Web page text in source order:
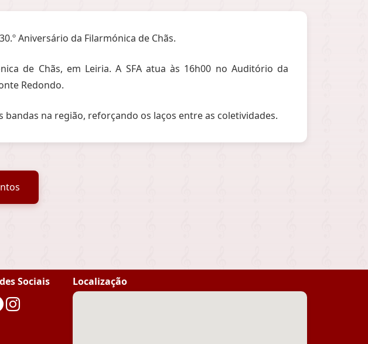
Aniversário da Filarmónica de Chãs.
de Chãs, em Leiria. A SFA atua às 16h00 no Auditório da
Redondo.
na região, reforçando os laços entre as coletividades.
Sociais Localização